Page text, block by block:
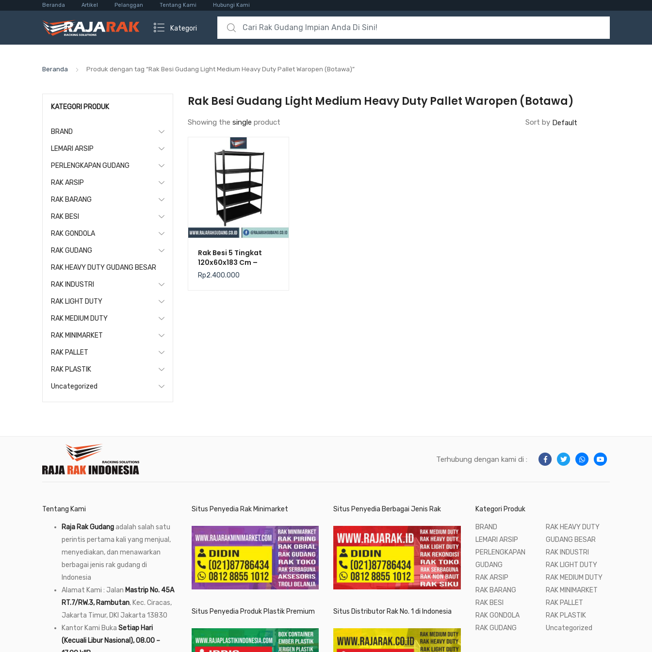
Beranda Artikel Pelanggan Tentang Kami Hubungi Kami
Kategori
Search for:
Beranda Produk dengan tag “Rak Besi Gudang Light Medium Heavy Duty Pallet Waropen (Botawa)”
Rak Besi Gudang Light Medium Heavy Duty Pallet Waropen (Botawa)
Showing the single product Sort by
Rak Besi 5 Tingkat
120x60x183 Cm –
Tactix, Kekuatan
225Kg / Level
Rp2.400.000
KATEGORI PRODUK
BRAND
LEMARI ARSIP
PERLENGKAPAN GUDANG
RAK ARSIP
RAK BARANG
RAK BESI
RAK GONDOLA
RAK GUDANG
RAK HEAVY DUTY GUDANG BESAR
RAK INDUSTRI
RAK LIGHT DUTY
RAK MEDIUM DUTY
RAK MINIMARKET
RAK PALLET
RAK PLASTIK
Uncategorized
Terhubung dengan kami di :
Tentang Kami
Raja Rak Gudangadalah salah satu
perintis pertama kali yang menjual,
menyediakan, dan menawarkan
berbagai jenis rak gudang di
Indonesia
Alamat Kami : Jalan Mastrip No. 45A
RT.7/RW.3, Rambutan, Kec. Ciracas,
Jakarta Timur, DKI Jakarta 13830
Kantor Kami Buka Setiap Hari
(Kecuali Libur Nasional), 08.00 –
Situs Penyedia Rak Minimarket
Situs Penyedia Produk Plastik Premium
Situs Penyedia Berbagai Jenis Rak
Situs Distributor Rak No. 1 di Indonesia
Kategori Produk
BRAND
LEMARI ARSIP
PERLENGKAPAN
GUDANG
RAK ARSIP
RAK BARANG
RAK BESI
RAK GONDOLA
RAK GUDANG
RAK HEAVY DUTY
GUDANG BESAR
RAK INDUSTRI
RAK LIGHT DUTY
RAK MEDIUM DUTY
RAK MINIMARKET
RAK PALLET
RAK PLASTIK
Uncategorized